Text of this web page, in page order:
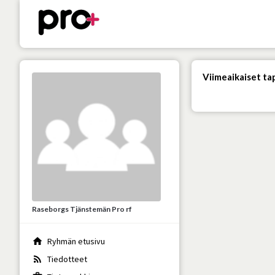
Viimeaikaiset
Raseborgs Tjänstemän Pro rf
home Ryhmän etusivu
rss_feed Tiedotteet